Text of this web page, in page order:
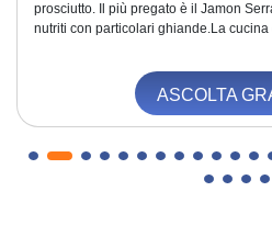
prosciutto. Il più pregato è il Jamon
nutriti con particolari ghiande.La cucina
ASCOLTA